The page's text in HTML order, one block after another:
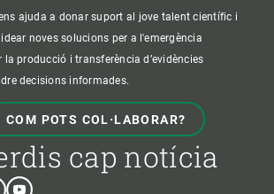
ajuda a donar suport al jove talent científic i
noves solucions per a l'emergència
producció i transferència d’evidències
decisions informades.
COM POTS COL·LABORAR?
cap notícia
Youtube